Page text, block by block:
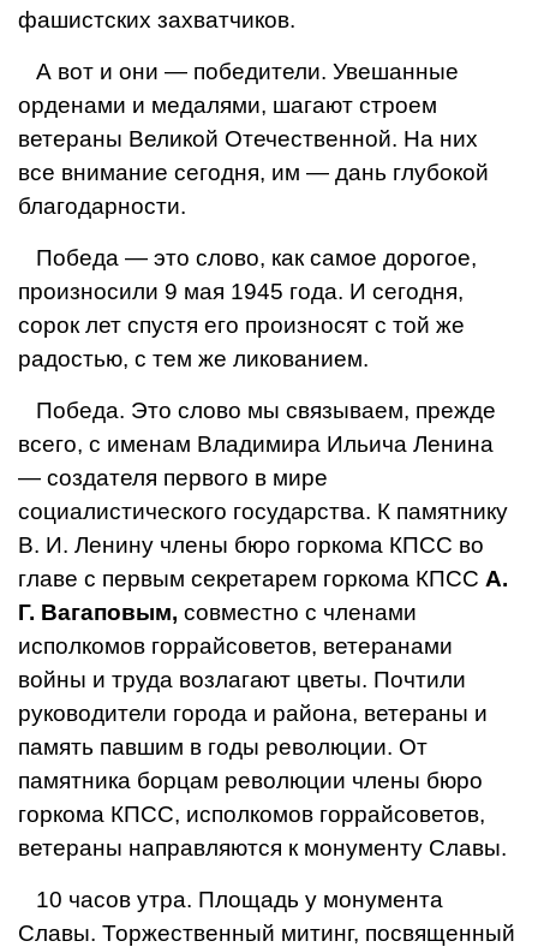
фашистских захватчиков.
А вот и они — победители. Увешанные
орденами и медалями, шагают строем
ветераны Великой Отечественной. На них
все внимание сегодня, им — дань глубокой
благодарности.
Победа — это слово, как самое дорогое,
произносили 9 мая 1945 года. И сегодня,
сорок лет спустя его произносят с той же
радостью, с тем же ликованием.
Победа. Это слово мы связываем, прежде
всего, с именам Владимира Ильича Ленина
— создателя первого в мире
социалистического государства. К памятнику
В. И. Ленину члены бюро горкома КПСС во
главе с первым секретарем горкома КПСС А.
Г. Вагаповым, совместно с членами
исполкомов горрайсоветов, ветеранами
войны и труда возлагают цветы. Почтили
руководители города и района, ветераны и
память павшим в годы революции. От
памятника борцам революции члены бюро
горкома КПСС, исполкомов горрайсоветов,
ветераны направляются к монументу Славы.
10 часов утра. Площадь у монумента
Славы. Торжественный митинг, посвященный